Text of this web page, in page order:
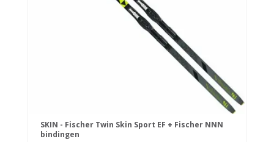
SKIN - Fischer Twin Skin Sport EF + Fischer NNN
bindingen